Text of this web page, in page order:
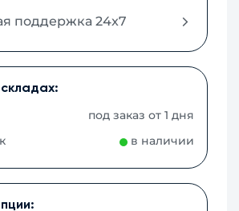
поддержка 24x7
под заказ от 1 дня
в наличии